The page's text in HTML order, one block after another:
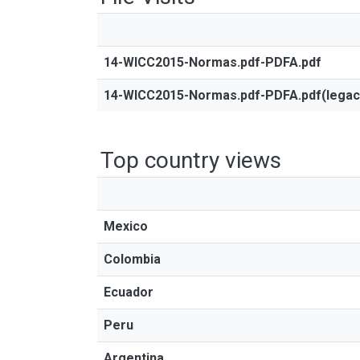
14-WICC2015-Normas.pdf-PDFA.pdf
14-WICC2015-Normas.pdf-
Top country views
Mexico
Colombia
Ecuador
Peru